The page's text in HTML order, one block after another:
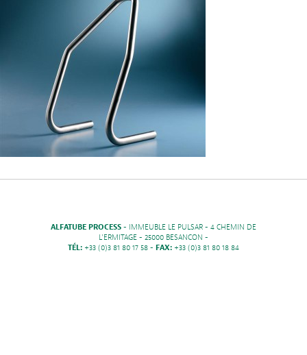
ALFATUBE PROCESS - IMMEUBLE LE PULSAR - 4 CHEMIN DE
L'ERMITAGE - 25000 BESANCON -
TÉL: +33 (0)3 81 80 17 58 - FAX: +33 (0)3 81 80 18 84